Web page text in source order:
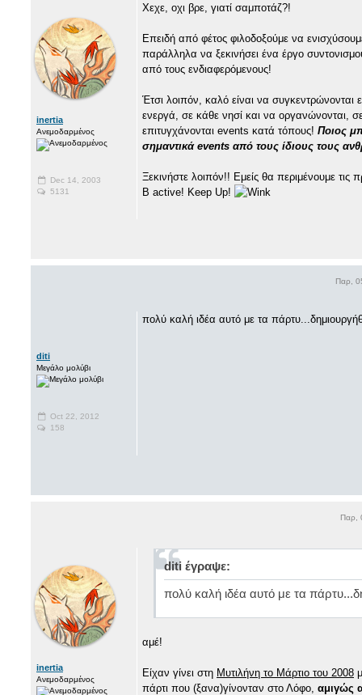
inertia
Ανεμοδαρμένος
Dec 14, 2003
5131
Χεχε, οχι βρε, γιατί σαμποτάζ?!
Επειδή από φέτος φιλοδοξούμε να
παράλληλα να ξεκινήσει ένα έργο
από τους ενδιαφερόμενους!
Έτσι λοιπόν, καλό είναι να
ενεργά, σε κάθε νησί και να οργανώνονται,
επιτυγχάνονται events κατά τόπους! Ποιος
σημαντικά events από τους ίδιους τους
Ξεκινήστε λοιπόν!! Εμείς θα περιμένουμε τις
B active! Keep Up!
Παρ,
diti
Μεγάλο μολύβι
Oct 22, 2012
158
πολύ καλή ιδέα αυτό με τα
Παρ,
inertia
Ανεμοδαρμένος
diti έγραψε:
πολύ καλή ιδέα αυτό με τα
αμέ!
Είχαν γίνει στη Μυτιλήνη το Μάρτιο του 2008
πάρτι που (ξανα)γίνονταν στο Λόφο, αμιγώς